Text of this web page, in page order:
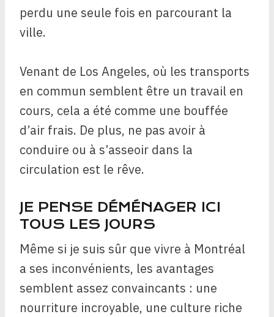
perdu une seule fois en parcourant la
ville.
Venant de Los Angeles, où les transports
en commun semblent être un travail en
cours, cela a été comme une bouffée
d’air frais. De plus, ne pas avoir à
conduire ou à s’asseoir dans la
circulation est le rêve.
JE PENSE DÉMÉNAGER ICI
TOUS LES JOURS
Même si je suis sûr que vivre à Montréal
a ses inconvénients, les avantages
semblent assez convaincants : une
nourriture incroyable, une culture riche